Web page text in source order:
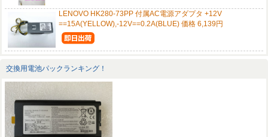
LENOVO HK280-73PP 付属AC電源アダプタ +12V
==15A(YELLOW),-12V==0.2A(BLUE) 価格 6,139円
交換用電池パックランキング！